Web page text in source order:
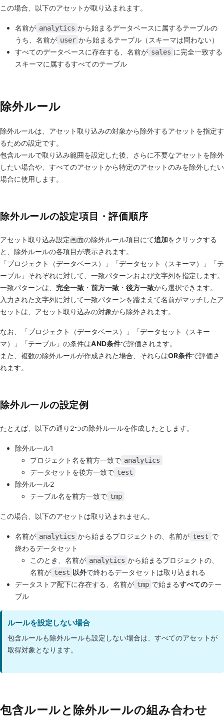
この場合、以下のアセットが取り込まれます。
名前が analytics から始まるデータベースに属するテーブルの
うち、名前が user から始まるテーブル（スキーマは問わない）
すべてのデータベースに存在する、名前が sales に完全一致する
スキーマに属するすべてのテーブル
除外ルール
除外ルールは、アセット取り込みの対象から除外するアセットを指定す
るための設定です。
包含ルールで取り込み範囲を設定した後、さらに不要なアセットを除外
したい場合や、すべてのアセットから特定のアセットのみを除外したい
場合に使用します。
除外ルールの設定項目・評価順序
アセット取り込み設定画面の除外ルール項目にて追加をクリックする
と、除外ルールの各項目が表示されます。
「プロジェクト（データベース）」「データセット（スキーマ）」「テ
ーブル」それぞれに対して、一致パターンおよび文字列を指定します。
一致パターンは、 完全一致 ・ 前方一致 ・ 後方一致から選択できます。
入力された文字列に対して一致パターンを踏まえて名前がマッチしたア
セットは、アセット取り込みの対象から除外されます。
なお、「プロジェクト（データベース）」「データセット（スキー
マ）」「テーブル」の条件はAND条件で評価されます。
また、複数の除外ルールが作成された場合、それらはOR条件で評価さ
れます。
除外ルールの設定例
たとえば、以下の通り2つの除外ルールを作成したとします。
除外ルール1
プロジェクト名を前方一致で analytics
データセットを後方一致で test
除外ルール2
テーブル名を前方一致で tmp
この場合、以下のアセットは取り込まれません。
名前が analytics から始まるプロジェクトの、名前が test で
終わるデータセット
このとき、名前が analytics から始まるプロジェクトの、
名前が test 以外で終わるデータセットは取り込まれる
データストア配下に存在する、名前が tmp で始まるすべてのテー
ブル
ルールを設定しない場合
包含ルールも除外ルールも設定しない場合は、すべてのアセットが
取得対象となります。
包含ルールと除外ルールの組み合わせ